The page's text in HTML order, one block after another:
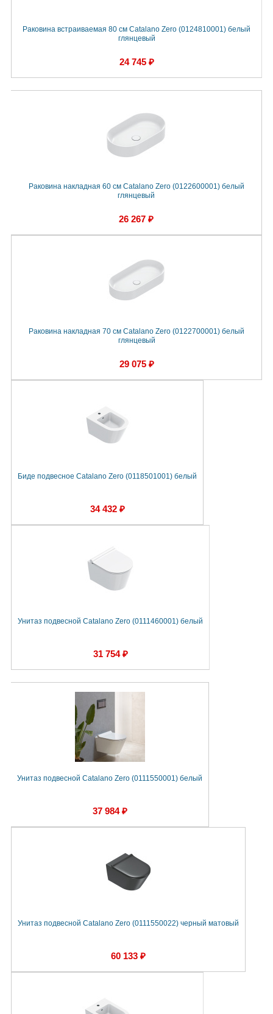
Раковина встраиваемая 80 см Catalano Zero (0124810001) белый
глянцевый
24 745 ₽
Раковина накладная 60 см Catalano Zero (0122600001) белый
глянцевый
26 267 ₽
Раковина накладная 70 см Catalano Zero (0122700001) белый
глянцевый
29 075 ₽
Биде подвесное Catalano Zero (0118501001) белый
34 432 ₽
Унитаз подвесной Catalano Zero (0111460001) белый
31 754 ₽
Унитаз подвесной Catalano Zero (0111550001) белый
37 984 ₽
Унитаз подвесной Catalano Zero (0111550022) черный матовый
60 133 ₽